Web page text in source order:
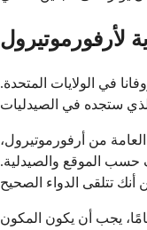
لأرفورموتيرول
في الولايات المتحدة.
من أرفورموتيرول،
حسب الموقع والصيدلية.
يجب أن يكون المكون